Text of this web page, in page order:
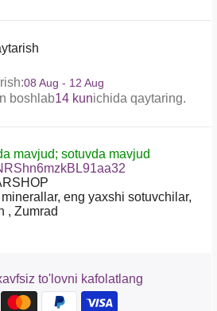
08 Aug - 12 Aug
boshlab14 kunichida qaytaring.
mavjud; sotuvda mavjud
eng yaxshi sotuvchilar,
, Zumrad
to'lovni kafolatlang